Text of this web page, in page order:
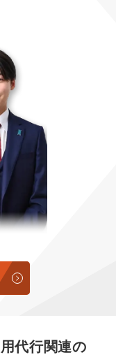
ルくん』
』
』
』
』
代行関連の